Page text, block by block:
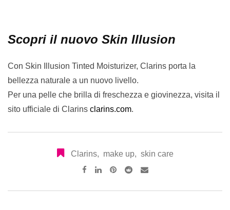
Scopri il nuovo Skin Illusion
Con Skin Illusion Tinted Moisturizer, Clarins porta la
bellezza naturale a un nuovo livello.
Per una pelle che brilla di freschezza e giovinezza, visita il
sito ufficiale di Clarins clarins.com.
Clarins, make up, skin care
Pinterest
RedditShare